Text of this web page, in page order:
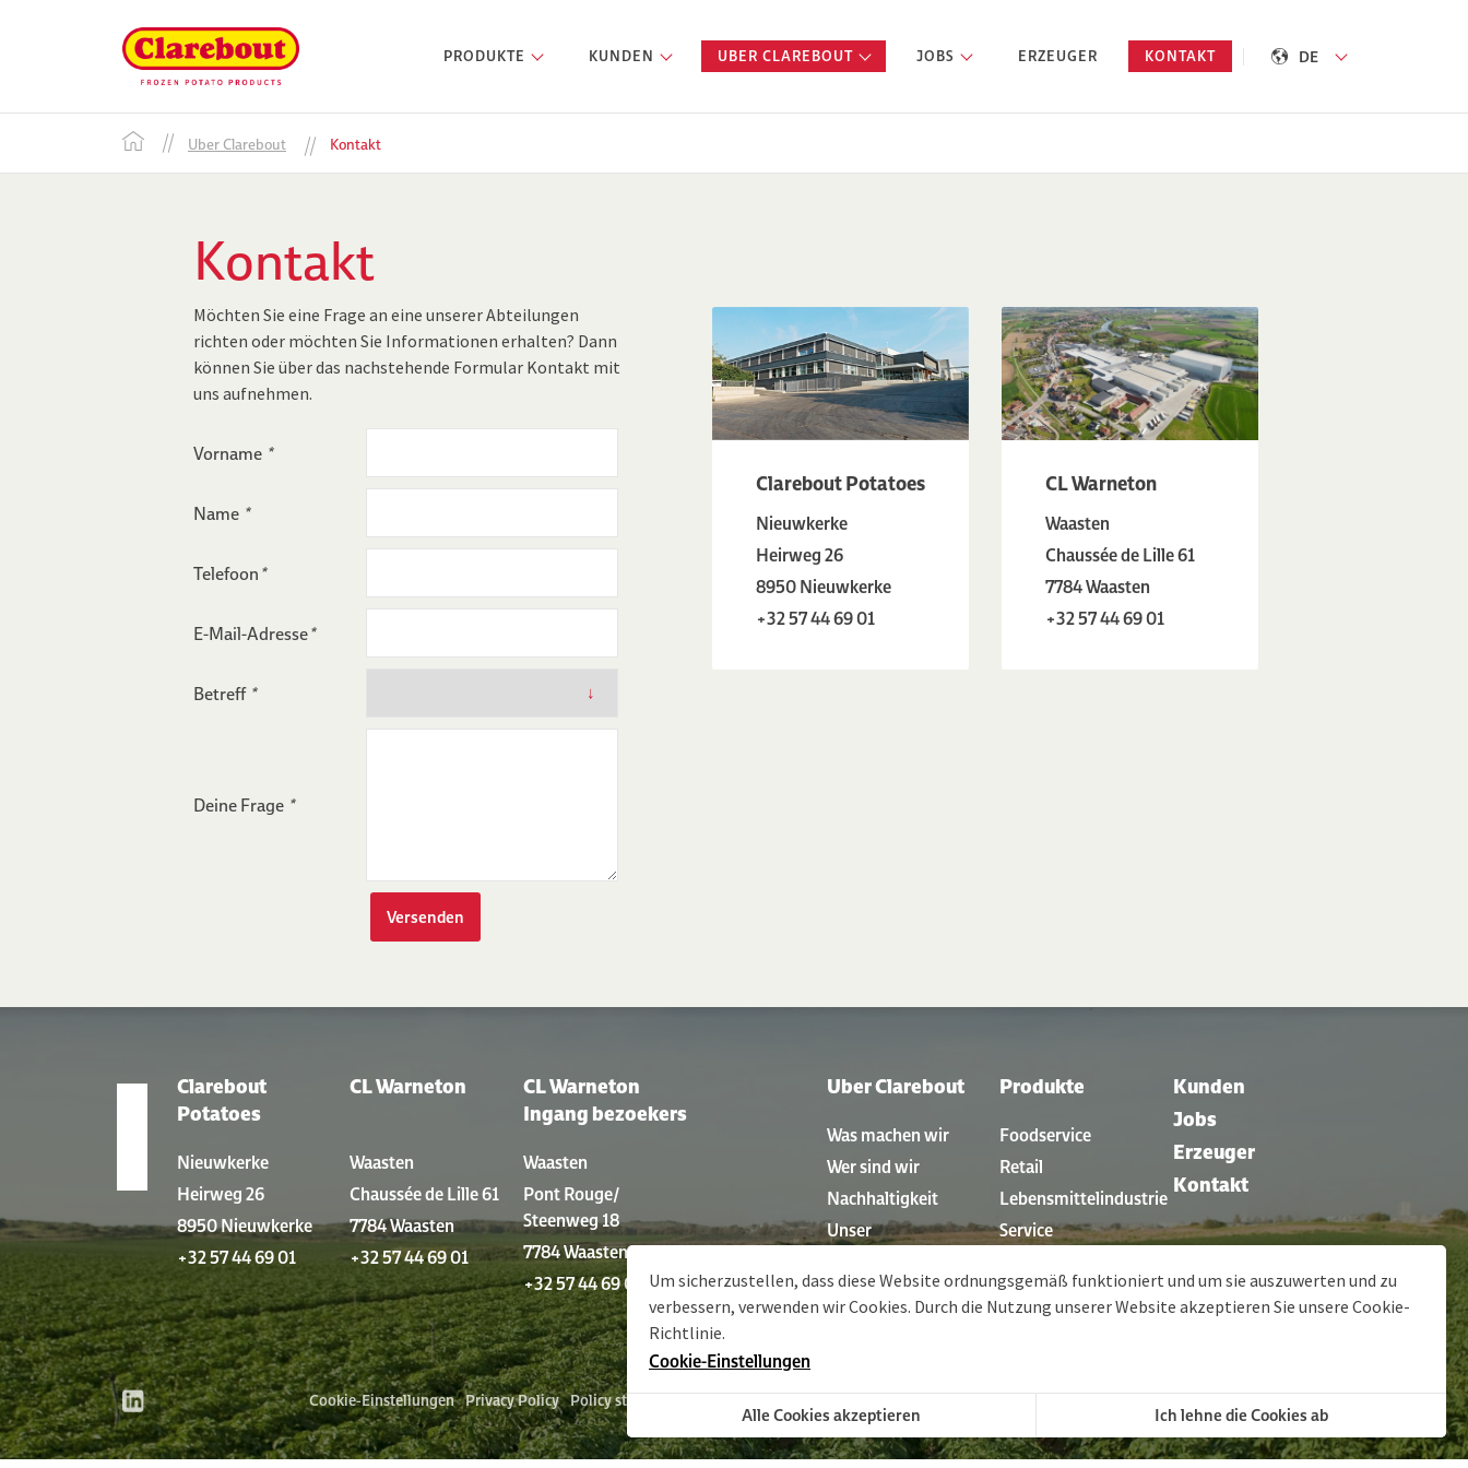
PRODUKTE KUNDEN UBER CLAREBOUT JOBS ERZEUGER KONTAKT DE
Uber Clarebout Kontakt
Kontakt
Möchten Sie eine Frage an eine unserer Abteilungen
richten oder möchten Sie Informationen erhalten? Dann
können Sie über das nachstehende Formular Kontakt mit
uns aufnehmen.
Vorname *
Name *
Telefoon*
E-Mail-Adresse*
Betreff *
Deine Frage *
Clarebout Potatoes
Nieuwkerke
Heirweg 26
8950 Nieuwkerke
+32 57 44 69 01
CL Warneton
Waasten
Chaussée de Lille 61
7784 Waasten
+32 57 44 69 01
Clarebout
Potatoes
Nieuwkerke
Heirweg 26
8950 Nieuwkerke
+32 57 44 69 01
CL Warneton
Waasten
Chaussée de Lille 61
7784 Waasten
+32 57 44 69 01
CL Warneton
Ingang bezoekers
Waasten
Pont Rouge/
Steenweg 18
7784 Waasten
+32 57 44 69 01
Uber Clarebout
Was machen wir
Wer sind wir
Nachhaltigkeit
Unser
Geschichte
Produkte
Foodservice
Retail
Lebensmittelindustrie
Service
Kunden
Jobs
Erzeuger
Kontakt
Cookie-Einstellungen Privacy Policy Policy statement Sitemap Allgemeine Geschäftsbedingungen © 2026 Clarebout Potatoes Site byDigitalMind
Um sicherzustellen, dass diese Website ordnungsgemäß funktioniert und um sie auszuwerten und zu
verbessern, verwenden wir Cookies. Durch die Nutzung unserer Website akzeptieren Sie unsere Cookie-
Richtlinie.
Cookie-Einstellungen
Alle Cookies akzeptieren Ich lehne die Cookies ab